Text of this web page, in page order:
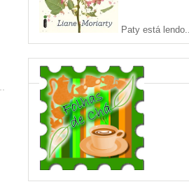
Paty está lendo...